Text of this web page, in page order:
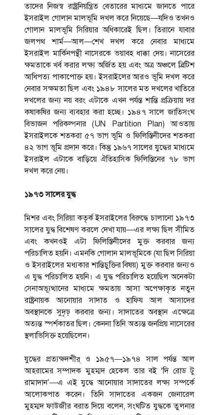
তাদের নিজস্ব রাষ্ট্রনিয়ন্ত্রিত বেতারের মাধ্যমে জানতে পারে
ইসরাইল গোলান মালভূমি দখল করে নিয়েছে—যদিও তখনও
গোলান মালভূমি সিরিয়ার অধিকারেই ছিল। তিরানে যাবার
জলপথ শার্ম—আল—শেখ দখল করে নেবার মাধ্যমে
ইসরাইল মার্কিনপন্থী নাসেরকে ভয়াবহ ধাক্কা দেয়। নাসেরের
ক্ষমতাকে খর্ব করার লক্ষ্য অর্জিত হয় এবং অত্র অঞ্চলে ব্রিটিশ
আধিপত্য পাকাপোক্ত হয়। ইসরাইলের আরও ভূমি দখল করে
নেবার সক্ষমতা ছিল এবং ১৯৪৮ সালের মত দখলের খাতিরে
দখলের জন্য নয় বরং এটাকে এখন পর্যন্ত শান্তি প্রক্রিয়ায় দর
কষাকষির জন্য ব্যবহার করা হচ্ছে। ১৯৪৭ সালে জাতিসংঘ
বিভাজন পরিকল্পনার (UN Partition Plan) আওতায়
ইসরাইলকে শতকরা ৫৭ ভাগ ভূমি ও ফিলিস্তিনীদের শতকরা
৪২ ভাগ ভূমি প্রদান করে। কিন্তু ১৯৬৭ সালের যুদ্ধের মাধ্যমে
ইসরাইল এটাকে বাড়িয়ে ঐতিহাসিক ফিলিস্তিনের ৭৮ ভাগ
দখল করে নেয়।
১৯৭৩ সালের যুদ্ধ
মিশর এবং সিরিয়া কতৃর্ক ইসরাইলের বিরুদ্ধে চালানো ১৯৭৩
সালের যুদ্ধ বিশে­ষণ করলে দেখা যায়—এর লক্ষ্য ছিল সীমিত
এবং কখনওই এটা ফিলিস্তিনীদের মুক্ত করবার জন্য
পরিচালিত হয়নি। এমনকি গোলান মালভূমিকে (যা ছিল সিরিয়া
ও ইসরাইলের মধ্যকার শান্তিচুক্তির বিষয়) মুক্ত করবার জন্যও
এ যুদ্ধ পরিচালিত হয়নি। এ যুদ্ধ পরিচালিত হয়েছিল অনেকটা
সেনাঅভ্যূত্থানের মাধ্যমে ক্ষমতায় আসা অপেক্ষাকৃত নতুন
রাষ্ট্রনায়ক আনোয়ার সাদাত ও হাফিয আল আসাদের
অবস্থানকে সুদৃঢ় করবার জন্য। সাদাতের অবস্থান এক্ষেত্রে
অত্যন্ত স্পর্শকাতর ছিল। কেননা তিনি অত্যন্ত জনপ্রিয় নাসেরের
স্থলাভিসিক্ত হয়েছিলেন।
যুদ্ধের প্রত্যক্ষদশীর্ ও ১৯৫৭—১৯৭৪ সাল পর্যন্ত আল
আহরামের সম্পাদক মুহম্মদ হেকেল তার বই ‘দি রোড টু
রামাদান’—এ এই যুদ্ধে আনোয়ার সাদাতের লক্ষ্য সম্পর্কে
আলোকপাত করেন। তিনি সাদাতের একজন জেনারেল
মুহম্মদ ফাউজীর বরাত দিয়ে বলেন, সংঘটিত যুদ্ধকে তুলনার